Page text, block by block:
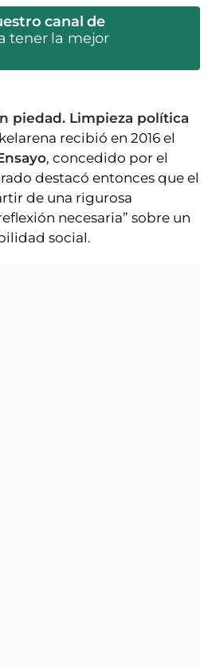
canal de
tener la mejor
piedad. Limpieza política
recibió en 2016 el
, concedido por el
destacó entonces que el
de una rigurosa
necesaria” sobre un
social.